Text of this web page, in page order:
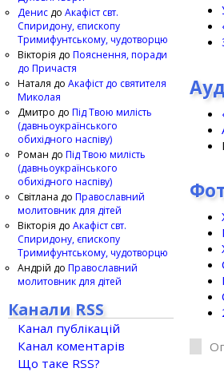
Денис до Акафіст свт.
Спиридону, єпископу
Тримифунтському, чудотворцю
Вікторія до Пояснення, поради
до Причастя
Наталя до Акафіст до святителя
Миколая
Дмитро до Під Твою милість
(давньоукраїнського
обихідного наспіву)
Роман до Під Твою милість
(давньоукраїнського
обихідного наспіву)
Світлана до Православний
молитовник для дітей
Вікторія до Акафіст свт.
Спиридону, єпископу
Тримифунтському, чудотворцю
Андрій до Православний
молитовник для дітей
Канали RSS
Канал публікацій
Канал коментарів
Що таке RSS?